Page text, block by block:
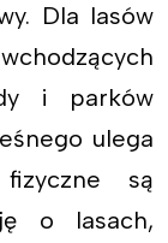
Dla lasów
i parków
ulega
są
o lasach,